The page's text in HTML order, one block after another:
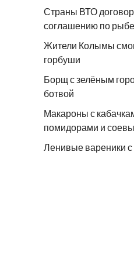
Страны ВТО
соглашению по рыбе
Жители Колымы
горбуши
Борщ с зелёным
ботвой
Макароны с
помидорами и
Ленивые вареники